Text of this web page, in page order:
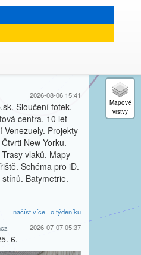
2026-08-06 15:41
Sloučení fotek.
centra. 10 let
Venezuely. Projekty
New Yorku.
vlaků. Mapy
Schéma pro iD.
Batymetrie.
načíst více| o týdeníku
2026-07-07 05:37
6.